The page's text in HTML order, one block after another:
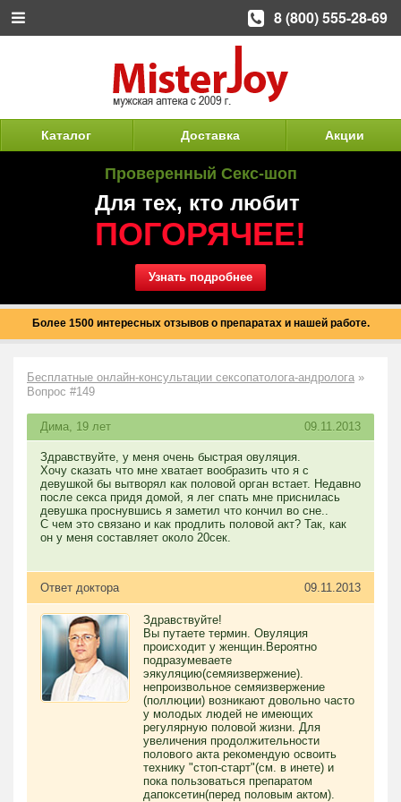
Каталог Доставка Акции
Проверенный Секс-шоп
Для тех, кто любит
ПОГОРЯЧЕЕ!
Узнать подробнее
Более 1500 интересных отзывов о препаратах и нашей работе.
Бесплатные онлайн-консультации сексопатолога-андролога »
Вопрос #149
Дима, 19 лет 09.11.2013
Здравствуйте, у меня очень быстрая овуляция.
Хочу сказать что мне хватает вообразить что я с
девушкой бы вытворял как половой орган встает. Недавно
после секса придя домой, я лег спать мне приснилась
девушка проснувшись я заметил что кончил во сне..
С чем это связано и как продлить половой акт? Так, как
он у меня составляет около 20сек.
Ответ доктора 09.11.2013
Здравствуйте!
Вы путаете термин. Овуляция
происходит у женщин.Вероятно
подразумеваете
эякуляцию(семяизвержение).
непроизвольное семяизвержение
(поллюции) возникают довольно часто
у молодых людей не имеющих
регулярную половой жизни. Для
увеличения продолжительности
полового акта рекомендую освоить
технику "стоп-старт"(см. в инете) и
пока пользоваться препаратом
дапоксетин(перед половым актом).
8 (800) 555-28-69